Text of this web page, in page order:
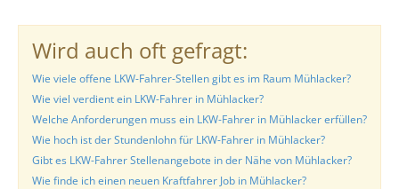
Wird auch oft gefragt:
Wie viele offene LKW-Fahrer-Stellen gibt es im Raum Mühlacker?
Wie viel verdient ein LKW-Fahrer in Mühlacker?
Welche Anforderungen muss ein LKW-Fahrer in Mühlacker erfüllen?
Wie hoch ist der Stundenlohn für LKW-Fahrer in Mühlacker?
Gibt es LKW-Fahrer Stellenangebote in der Nähe von Mühlacker?
Wie finde ich einen neuen Kraftfahrer Job in Mühlacker?